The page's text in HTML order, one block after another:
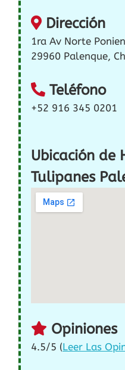
Dirección
1ra Av Norte
29960 Palenque,
Teléfono
+52 916 345 0201
Ubicación de
Tulipanes
Opiniones
4.5/5 (Leer Las